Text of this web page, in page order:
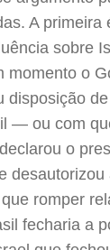
A primeira
sobre
momento o
disposição
— ou com
o
romper
fecharia a